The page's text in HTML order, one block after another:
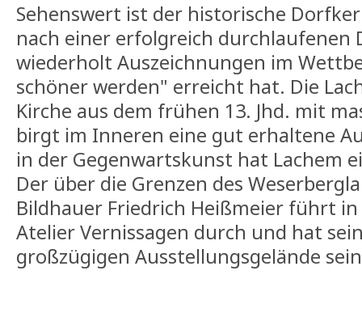
Sehenswert ist der historische
nach einer erfolgreich durchlaufenen
wiederholt Auszeichnungen im
schöner werden" erreicht hat. Die
Kirche aus dem frühen 13. Jhd. mit
birgt im Inneren eine gut erhaltene
in der Gegenwartskunst hat Lachem
Der über die Grenzen des
Bildhauer Friedrich Heißmeier führt
Atelier Vernissagen durch und hat
großzügigen Ausstellungsgelände